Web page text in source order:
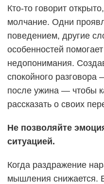
Кто-то говорит
молчание. Одни
поведением, другие
особенностей
недопонимания.
спокойного
после ужина — чтобы
рассказать о своих
Не позволяйте
ситуацией.
Когда раздражение
мышления снижается.